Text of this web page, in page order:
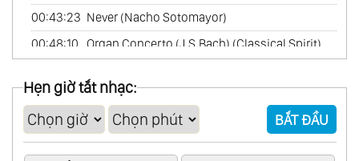
00:43:23 Never (Nacho Sotomayor)
00:48:10
Organ Concerto (J.S.Bach) (Classical Spirit)
00:59:33 All Over Blue (Depole)
01:06:32 Indian Garden (Gleisberg)
Hẹn giờ tắt nhạc:
BẮT ĐẦU